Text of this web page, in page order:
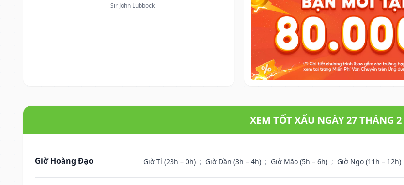
— Sir John Lubbock
XEM TỐT XẤU NGÀY 27 THÁNG 2
Giờ Hoàng Đạo Giờ Tí (23h – 0h) ; Giờ Dần (3h – 4h) ; Giờ Mão (5h – 6h) ; Giờ Ngọ (11h – 12h)